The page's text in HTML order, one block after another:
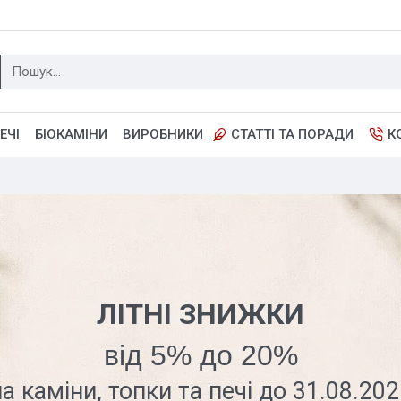
БІОКАМІНИ ВИРОБНИКИ СТАТТІ ТА ПОРАДИ
ЛІТНІ ЗНИЖКИ
від 5% до 20%
каміни, топки та печі до